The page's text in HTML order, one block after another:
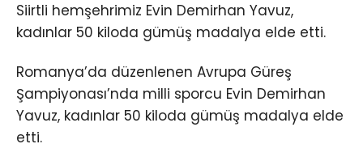
Siirtli hemşehrimiz Evin Demirhan Yavuz,
kadınlar 50 kiloda gümüş madalya elde etti.
Romanya’da düzenlenen Avrupa Güreş
Şampiyonası’nda milli sporcu Evin Demirhan
Yavuz, kadınlar 50 kiloda gümüş madalya elde
etti.